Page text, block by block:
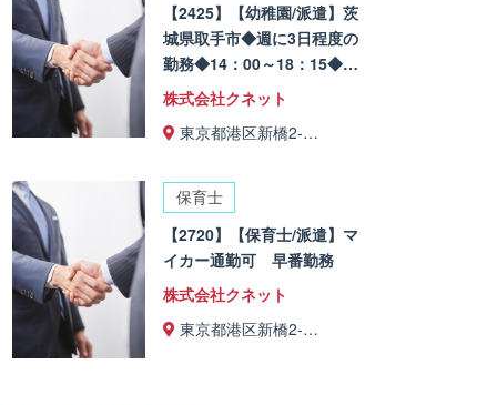
【2425】【幼稚園/派遣】茨
城県取手市◆週に3日程度の
勤務◆14：00～18：15◆…
株式会社クネット
東京都港区新橋2-…
保育士
【2720】【保育士/派遣】マ
イカー通勤可 早番勤務
株式会社クネット
東京都港区新橋2-…